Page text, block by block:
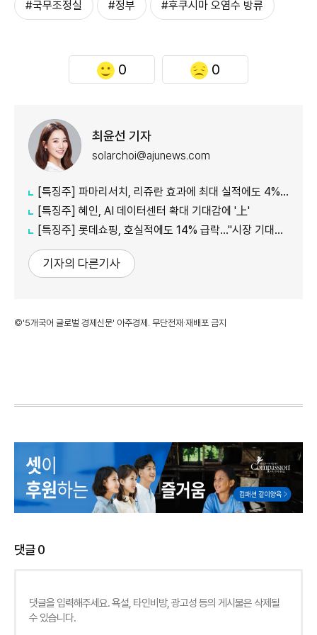
#국무조정실 #정부 #후쿠시마 오염수 방류
0 0
최윤선 기자
solarchoi@ajunews.com
[특징주] 파마리서치, 리쥬란 효과에 최대 실적에도 4%대 약세
[특징주] 혜인, AI 데이터센터 확대 기대감에 '上'
[특징주] 롯데쇼핑, 호실적에도 14% 급락…"시장 기대치 밑돌아"
기자의 다른기사
©'5개국어 글로벌 경제신문' 아주경제. 무단전재·재배포 금지
댓글0